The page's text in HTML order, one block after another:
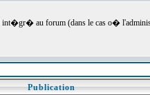
au forum (dans le cas o�
Publication